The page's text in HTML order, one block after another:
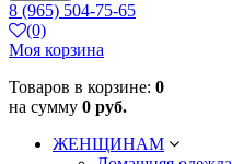
8 (965) 504-75-65
(0)
Моя корзина
Товаров в корзине: 0
на сумму 0 руб.
ЖЕНЩИНАМ